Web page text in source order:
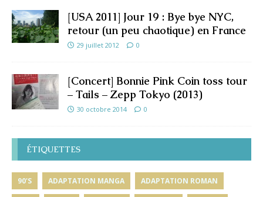
[USA 2011] Jour 19 : Bye bye NYC,
retour (un peu chaotique) en France
29 juillet 2012 0
[Concert] Bonnie Pink Coin toss tour
– Tails – Zepp Tokyo (2013)
30 octobre 2014 0
ÉTIQUETTES
90'S ADAPTATION MANGA ADAPTATION ROMAN